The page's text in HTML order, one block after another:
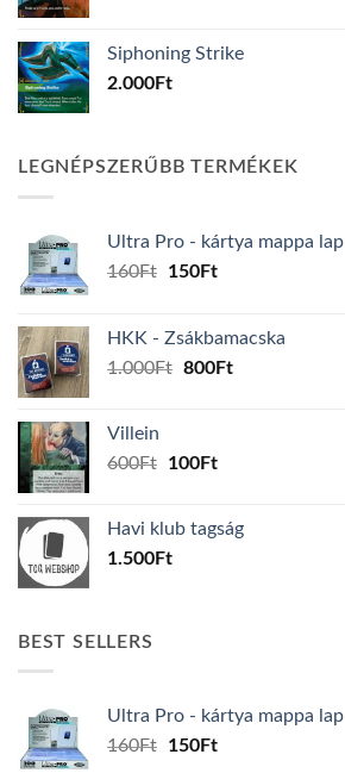
Siphoning Strike
2.000Ft
LEGNÉPSZERŰBB TERMÉKEK
Ultra Pro - kártya mappa lap
160Ft
Original
160Ft.
150FtCurrent
150Ft.
HKK - Zsákbamacska
1.000Ft Original
800FtCurrent
Villein
600Ft
Original
600Ft.
100FtCurrent
100Ft.
Havi klub tagság
1.500Ft
BEST SELLERS
Ultra Pro - kártya mappa lap
160Ft
Original
150FtCurrent